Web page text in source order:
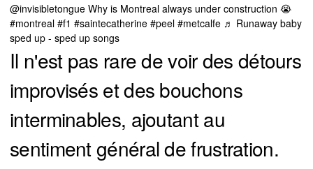
@invisibletongue Why is Montreal always under construction 😭
#montreal #f1 #saintecatherine #peel #metcalfe ♬ Runaway baby
sped up - sped up songs
Il n'est pas rare de voir des détours
improvisés et des bouchons
interminables, ajoutant au
sentiment général de frustration.